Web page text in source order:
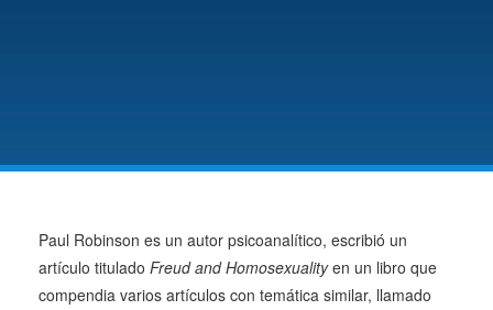
Paul Robinson es un autor psicoanalítico, escribió un
artículo titulado Freud and Homosexualityen un libro que
compendia varios artículos con temática similar, llamado